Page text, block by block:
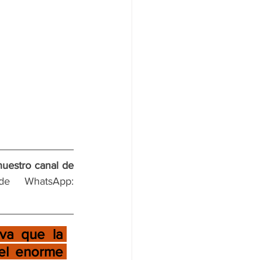
canal de
que la
enorme